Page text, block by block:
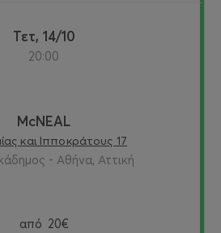
Τετ, 14/10
20:00
McNEAL
και Ιπποκράτους 17
- Αθήνα, Αττική
από 20€